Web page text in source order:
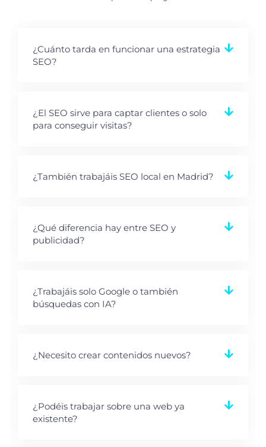
¿Cuánto tarda en funcionar una estrategia
SEO?
¿El SEO sirve para captar clientes o solo
para conseguir visitas?
¿También trabajáis SEO local en Madrid?
¿Qué diferencia hay entre SEO y
publicidad?
¿Trabajáis solo Google o también
búsquedas con IA?
¿Necesito crear contenidos nuevos?
¿Podéis trabajar sobre una web ya
existente?